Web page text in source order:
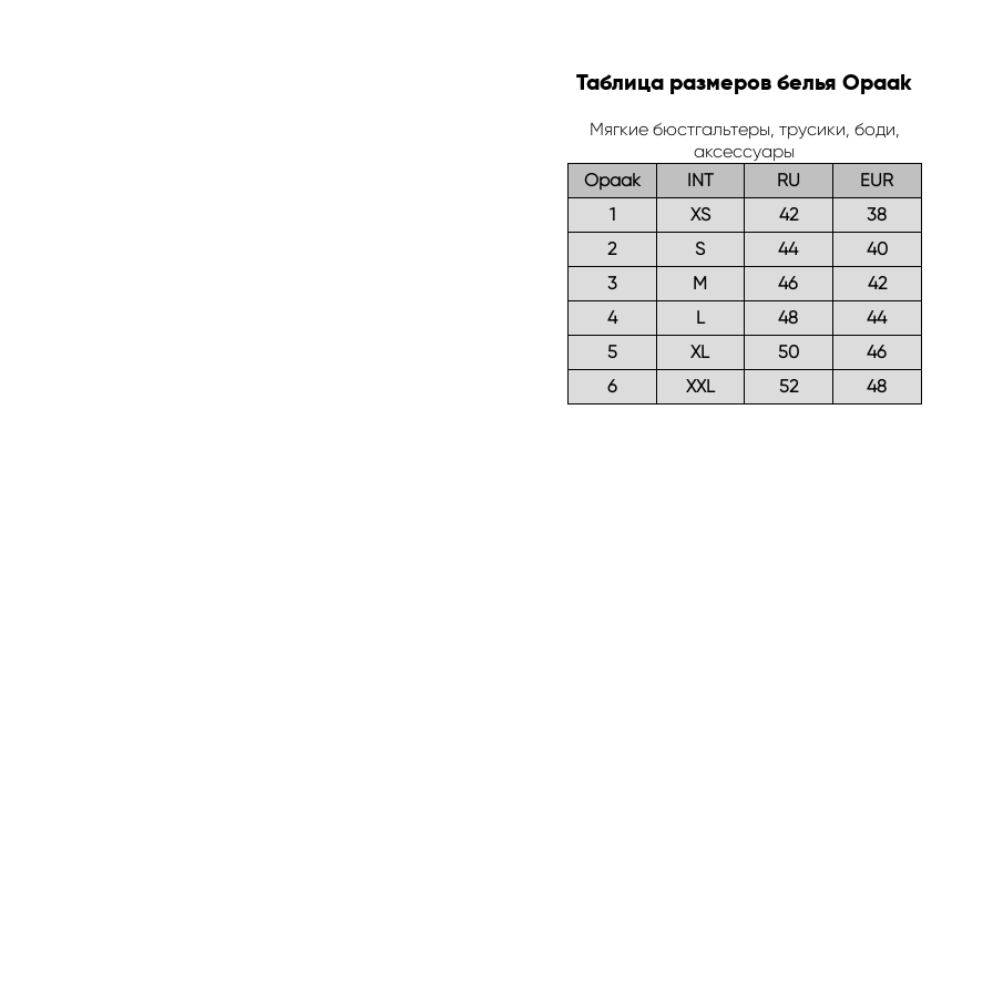
Таблица размеров белья Opaak
Мягкие бюстгальтеры, трусики, боди,
аксессуары
Opaak
INT RU
EUR
1
XS 42
38
2
S 44
40
3
M 46
42
4
L 48
44
5
XL 50
46
6
XXL 52 48